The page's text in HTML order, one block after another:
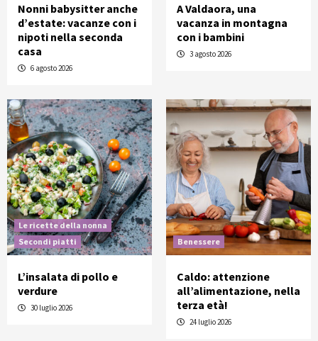
Nonni babysitter anche
d’estate: vacanze con i
nipoti nella seconda
casa
6 agosto 2026
A Valdaora, una
vacanza in montagna
con i bambini
3 agosto 2026
Le ricette della nonna
Secondi piatti
L’insalata di pollo e
verdure
30 luglio 2026
Benessere
Caldo: attenzione
all’alimentazione, nella
terza età!
24 luglio 2026